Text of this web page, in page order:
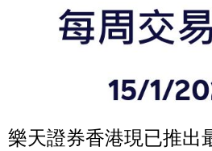
樂天證券香港現已推出